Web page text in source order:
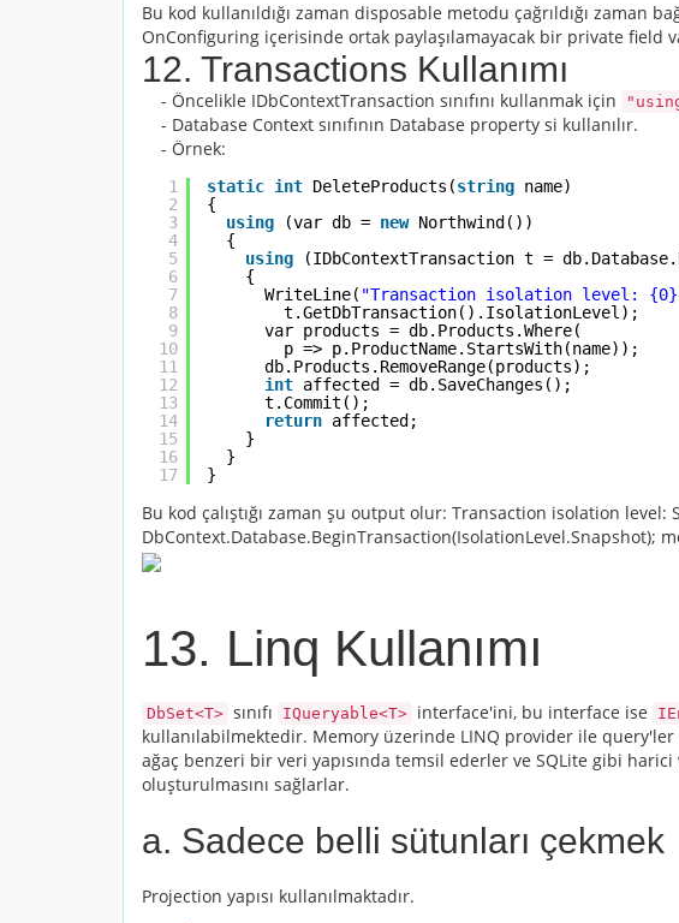
Bu kod kullanıldığı zaman disposable metodu çağrıldığı
OnConfiguring içerisinde ortak paylaşılamayacak bir private field
12. Transactions Kullanımı
- Öncelikle IDbContextTransaction sınıfını kullanmak için
- Database Context sınıfının Database property si kullanılır.
- Örnek:
1
2
3
4
5
6
7
8
9
10
11
12
13
14
15
16
17
static int DeleteProducts(string name)
{
using
(var db = new Northwind())
{
using
(IDbContextTransaction t =
{
WriteLine( "Transaction isolation level:
t.GetDbTransaction().IsolationLevel);
var products = db.Products.Where(
p => p.ProductName.StartsWith(name));
db.Products.RemoveRange(products);
int affected = db.SaveChanges();
t.Commit();
return affected;
}
}
}
Bu kod çalıştığı zaman şu output olur: Transaction isolation
DbContext.Database.BeginTransaction(IsolationLevel.Snapshot);
13. Linq Kullanımı
DbSet<T> sınıfı IQueryable<T> interface'ini, bu interface ise
kullanılabilmektedir. Memory üzerinde LINQ provider ile
ağaç benzeri bir veri yapısında temsil ederler ve SQLite gibi
oluşturulmasını sağlarlar.
a. Sadece belli sütunları çekmek
Projection yapısı kullanılmaktadır.